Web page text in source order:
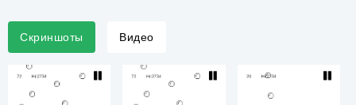
Скриншоты Видео